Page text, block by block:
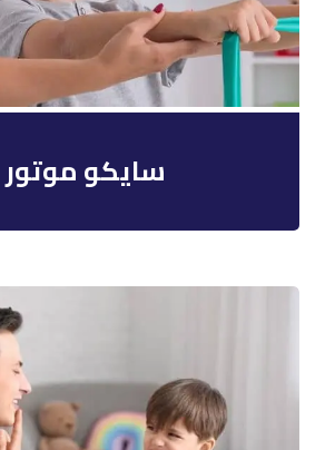
سايكو موتور